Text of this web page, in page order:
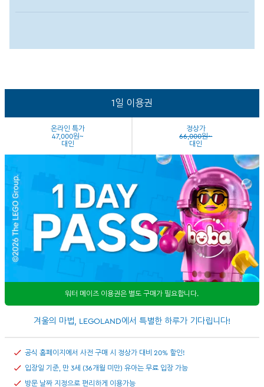
1일 이용권
온라인 특가
47,000원~
대인
정상가
66,000원~
대인
워터 메이즈 이용권은 별도 구매가 필요합니다.
겨울의 마법, LEGOLAND에서 특별한 하루가 기다립니다!
공식 홈페이지에서 사전 구매 시 정상가 대비 20% 할인!
입장일 기준, 만 3세 (36개월 미만) 유아는 무료 입장 가능
방문 날짜 지정으로 편리하게 이용가능